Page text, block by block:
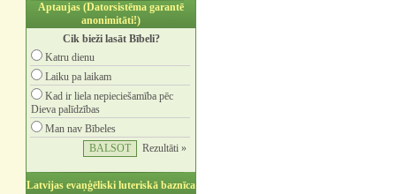
Aptaujas (Datorsistēma garantē
anonimitāti!)
Cik bieži lasāt Bībeli?
Katru dienu
Laiku pa laikam
Kad ir liela nepieciešamība pēc
Dieva palīdzības
Man nav Bībeles
Rezultāti »
Latvijas evaņģēliski luteriskā baznīca